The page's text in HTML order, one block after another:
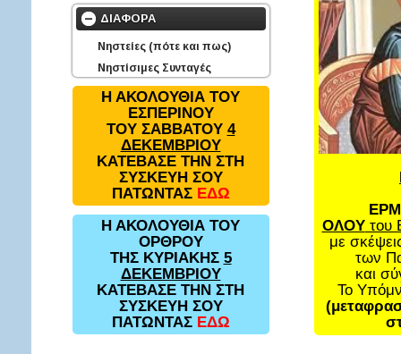
ΔΙΑΦΟΡΑ
Νηστείες (πότε και πως)
Νηστίσιμες Συνταγές
Η ΑΚΟΛΟΥΘΙΑ ΤΟΥ
ΕΣΠΕΡΙΝΟΥ
ΤΟΥ ΣΑΒΒΑΤΟΥ 4
ΔΕΚΕΜΒΡΙΟΥ
ΚΑΤΕΒΑΣΕ ΤΗΝ ΣΤΗ
ΣΥΣΚΕΥΗ ΣΟΥ
ΠΑΤΩΝΤΑΣ ΕΔΩ
Η ΑΚΟΛΟΥΘΙΑ ΤΟΥ
ΟΡΘΡΟΥ
ΤΗΣ ΚΥΡΙΑΚΗΣ 5
ΔΕΚΕΜΒΡΙΟΥ
ΚΑΤΕΒΑΣΕ ΤΗΝ ΣΤΗ
ΣΥΣΚΕΥΗ ΣΟΥ
ΠΑΤΩΝΤΑΣ ΕΔΩ
ΟΛΟΥτου
με
των
και
Το